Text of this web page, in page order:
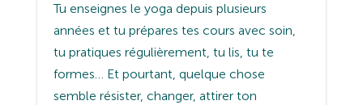
Tu enseignes le yoga depuis plusieurs
années et tu prépares tes cours avec soin,
tu pratiques régulièrement, tu lis, tu te
formes… Et pourtant, quelque chose
semble résister, changer, attirer ton